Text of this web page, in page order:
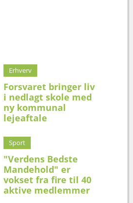
Erhverv
Forsvaret bringer liv
i nedlagt skole med
ny kommunal
lejeaftale
Sport
"Verdens Bedste
Mandehold" er
vokset fra fire til 40
aktive medlemmer